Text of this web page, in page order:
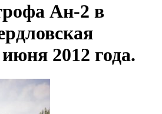
Ан-2 в
2012 года.